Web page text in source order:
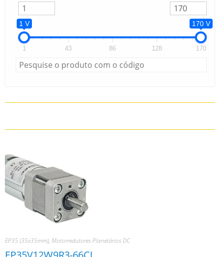
1 V 170 V
1 43 86 128 170
EP35 (35x35mm), Motorredutores Planetários DC